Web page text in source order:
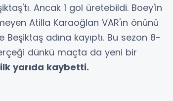
Ancak 1 gol üretebildi. Boey'in
Atilla Karaoğlan VAR'ın önünü
adına kayıptı. Bu sezon 8-
dünkü maçta da yeni bir
yarıda kaybetti.